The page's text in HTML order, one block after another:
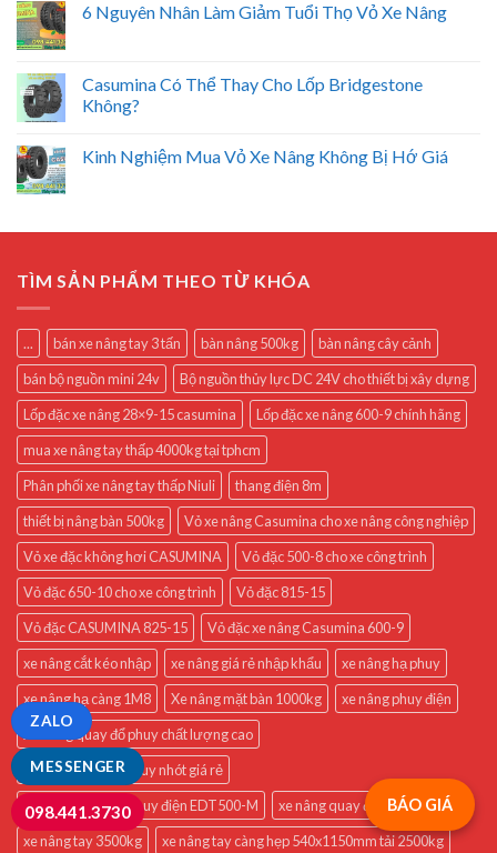
6 Nguyên Nhân Làm Giảm Tuổi Thọ Vỏ Xe Nâng
Casumina Có Thể Thay Cho Lốp Bridgestone
Không?
Kinh Nghiệm Mua Vỏ Xe Nâng Không Bị Hớ Giá
TÌM SẢN PHẨM THEO TỪ KHÓA
... bán xe nâng tay 3 tấn bàn nâng 500kg
bàn nâng cây cảnh
bán bộ nguồn mini 24v
Bộ nguồn thủy lực DC 24V cho thiết bị xây dựng
Lốp đặc xe nâng 28×9-15 casumina
Lốp đặc xe nâng 600-9 chính hãng
mua xe nâng tay thấp 4000kg tại tphcm
Phân phối xe nâng tay thấp Niuli
thang điện 8m
thiết bị nâng bàn 500kg
Vỏ xe nâng Casumina cho xe nâng công nghiệp
Vỏ xe đặc không hơi CASUMINA
Vỏ đặc 500-8 cho xe công trình
Vỏ đặc 650-10 cho xe công trình
Vỏ đặc 815-15
Vỏ đặc CASUMINA 825-15
Vỏ đặc xe nâng Casumina 600-9
xe nâng cắt kéo nhập
xe nâng giá rẻ nhập khẩu
xe nâng hạ phuy
xe nâng hạ càng 1M8
Xe nâng mặt bàn 1000kg
xe nâng phuy điện
Xe nâng quay đổ phuy chất lượng cao
xe nâng quay đổ phuy nhót giá rẻ
Xe nâng quay đổ phuy điện EDT500-M
xe nâng quay đổ thùng phuy
xe nâng tay 3500kg
xe nâng tay càng hẹp 540x1150mm tải 2500kg
BÁO GIÁ
MESSENGER
ZALO
098.441.3730